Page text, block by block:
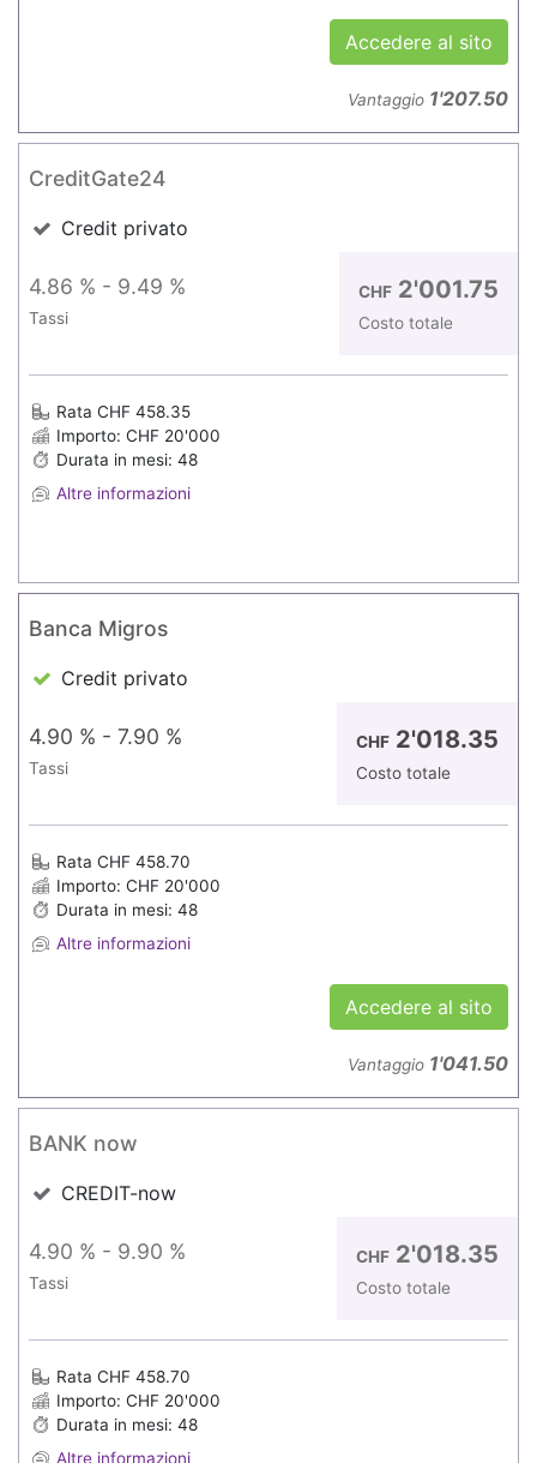
Accedere al sito
Vantaggio 1'207.50
CreditGate24
Credit privato
4.86 % - 9.49 %
Tassi
CHF 2'001.75
Costo totale
Rata CHF 458.35
Importo: CHF 20'000
Durata in mesi: 48
Altre informazioni
Banca Migros
Credit privato
4.90 % - 7.90 %
Tassi
CHF 2'018.35
Costo totale
Rata CHF 458.70
Importo: CHF 20'000
Durata in mesi: 48
Altre informazioni
Accedere al sito
Vantaggio 1'041.50
BANK now
CREDIT-now
4.90 % - 9.90 %
Tassi
CHF 2'018.35
Costo totale
Rata CHF 458.70
Importo: CHF 20'000
Durata in mesi: 48
Altre informazioni